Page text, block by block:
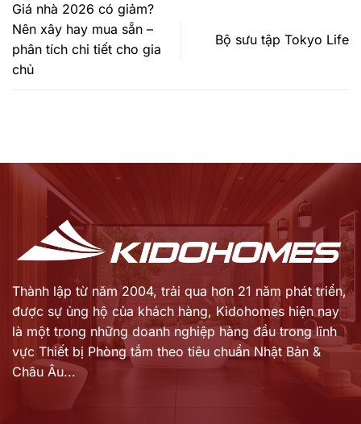
Giá nhà 2026 có giảm?
Nên xây hay mua sẵn –
phân tích chi tiết cho gia
chủ
Bộ sưu tập Tokyo Life
Thành lập từ năm 2004, trải qua hơn 21 năm phát triển,
được sự ủng hộ của khách hàng, Kidohomes hiện nay
là một trong những doanh nghiệp hàng đầu trong lĩnh
vực Thiết bị Phòng tắm theo tiêu chuẩn Nhật Bản &
Châu Âu...